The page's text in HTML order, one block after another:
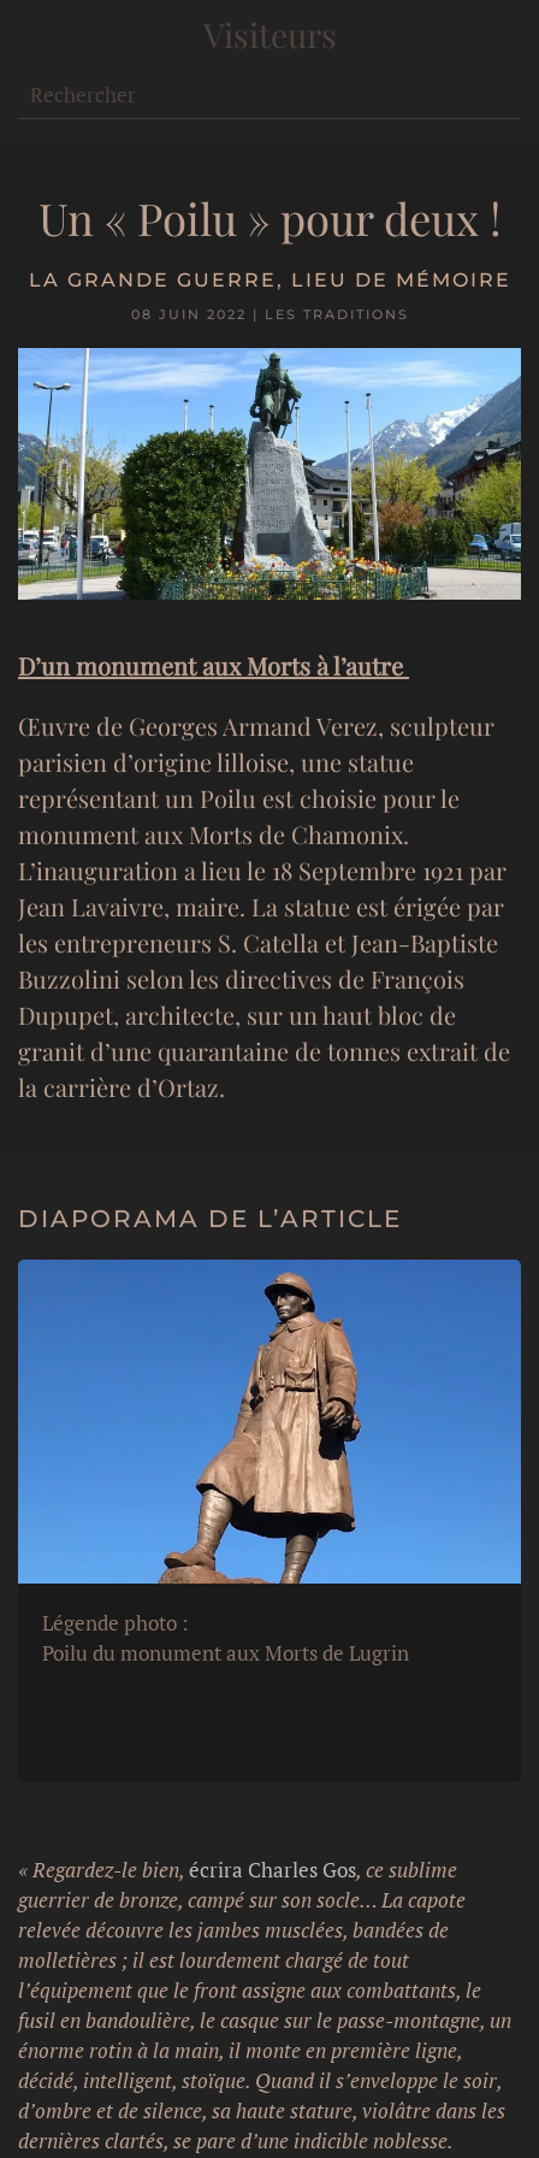
Visiteurs
Un « Poilu » pour deux !
LA GRANDE GUERRE , LIEU DE MÉMOIRE
08 JUIN 2022 | LES TRADITIONS
D’un monument aux Morts à l’autre
Œuvre de Georges Armand Verez, sculpteur
parisien d’origine lilloise, une statue
représentant un Poilu est choisie pour le
monument aux Morts de Chamonix.
L’inauguration a lieu le 18 Septembre 1921 par
Jean Lavaivre, maire. La statue est érigée par
les entrepreneurs S. Catella et Jean-Baptiste
Buzzolini selon les directives de François
Dupupet, architecte, sur un haut bloc de
granit d’une quarantaine de tonnes extrait de
la carrière d’Ortaz.
DIAPORAMA DE L’ARTICLE
Légende photo :
Poilu du monument aux Morts de Lugrin
« Regardez-le bien, écrira Charles Gos, ce sublime
guerrier de bronze, campé sur son socle… La capote
relevée découvre les jambes musclées, bandées de
molletières ; il est lourdement chargé de tout
l’équipement que le front assigne aux combattants, le
fusil en bandoulière, le casque sur le passe-montagne, un
énorme rotin à la main, il monte en première ligne,
décidé, intelligent, stoïque. Quand il s’enveloppe le soir,
d’ombre et de silence, sa haute stature, violâtre dans les
dernières clartés, se pare d’une indicible noblesse.